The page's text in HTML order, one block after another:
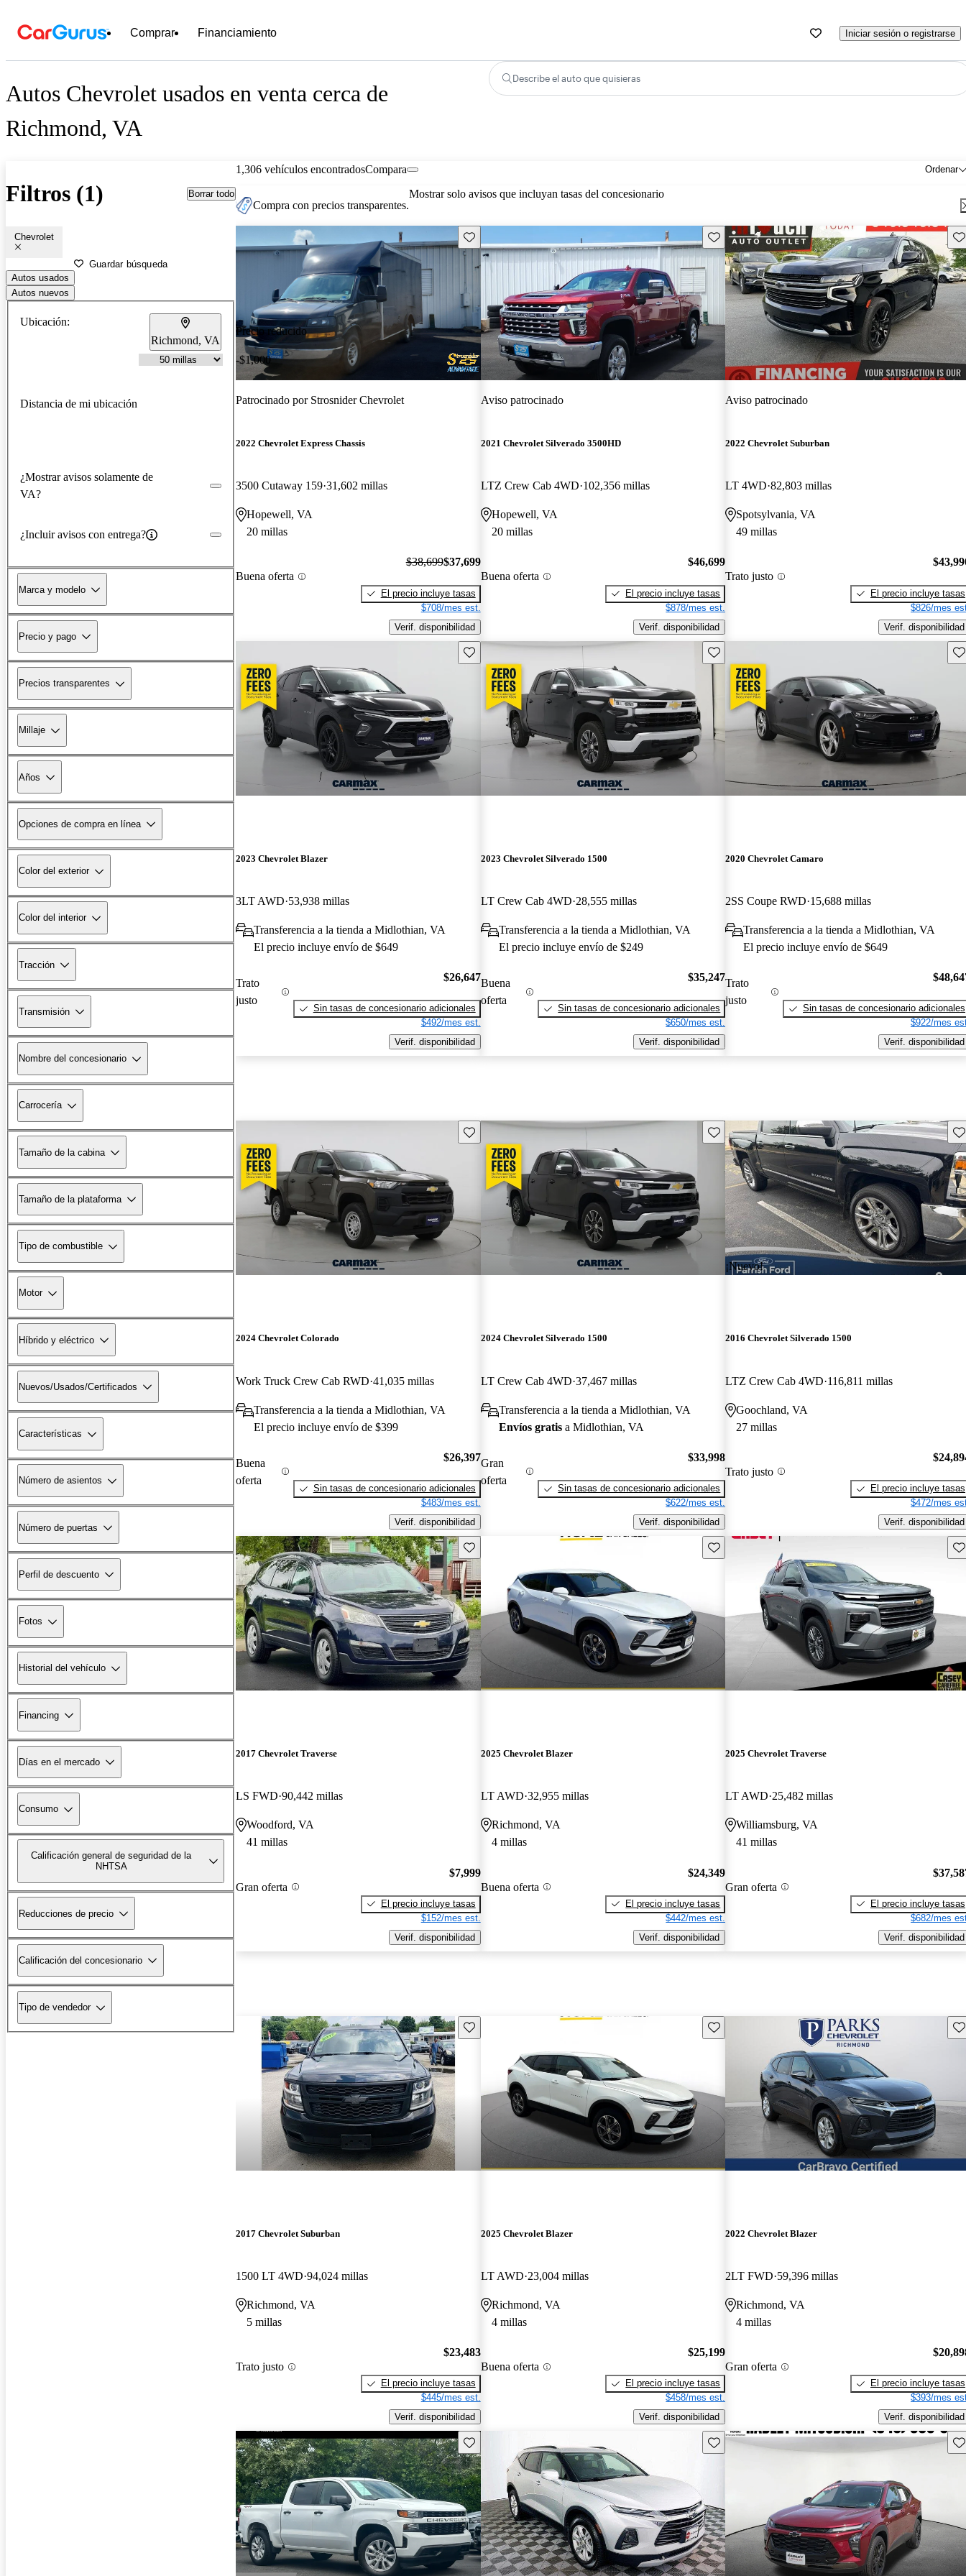
Comprar Financiamiento Iniciar sesión o registrarse
Autos Chevrolet usados en venta cerca de
Richmond, VA
Describe el auto que quisieras
Filtros (1) Borrar todo
Chevrolet
Guardar búsqueda
Autos usados
Autos nuevos
Ubicación:
Richmond, VA
Distancia de mi ubicación
¿Mostrar avisos solamente de
VA?
¿Incluir avisos con entrega?
Marca y modelo
Precio y pago
Precios transparentes
Millaje
Años
Opciones de compra en línea
Color del exterior
Color del interior
Tracción
Transmisión
Nombre del concesionario
Carrocería
Tamaño de la cabina
Tamaño de la plataforma
Tipo de combustible
Motor
Híbrido y eléctrico
Nuevos/Usados/Certificados
Características
Número de asientos
Número de puertas
Perfil de descuento
Fotos
Historial del vehículo
Financing
Días en el mercado
Consumo
Calificación general de seguridad de la
NHTSA
Reducciones de precio
Calificación del concesionario
Tipo de vendedor
1,306 vehículos encontrados Ordenar
Compara
Compra con precios transparentes.
Mostrar solo avisos que incluyan tasas del concesionario
Precio reducido
-$1,000
Guarda este Aviso
Patrocinado por Strosnider Chevrolet
2022 Chevrolet Express Chassis
3500 Cutaway 159 31,602 millas
Hopewell, VA
20 millas
Buena oferta
$38,699$37,699
El precio incluye tasas
$708/mes est.
Verif. disponibilidad
Guarda este Aviso
Aviso patrocinado
2021 Chevrolet Silverado 3500HD
LTZ Crew Cab 4WD 102,356 millas
Hopewell, VA
20 millas
Buena oferta
$46,699
El precio incluye tasas
$878/mes est.
Verif. disponibilidad
Aviso patrocinado
2022 Chevrolet Suburban
LT 4WD 82,803 millas
Spotsylvania, VA
49 millas
Trato justo
El precio incluye tasas
$826/mes
Verif. disponibilidad
Guarda este Aviso
2023 Chevrolet Blazer
3LT AWD 53,938 millas
Transferencia a la tienda a Midlothian, VA
El precio incluye envío de $649
Trato
justo
$26,647
Sin tasas de concesionario adicionales
$492/mes est.
Verif. disponibilidad
Guarda este Aviso
2023 Chevrolet Silverado 1500
LT Crew Cab 4WD 28,555 millas
Transferencia a la tienda a Midlothian, VA
El precio incluye envío de $249
Buena
oferta
$35,247
Sin tasas de concesionario adicionales
$650/mes est.
Verif. disponibilidad
2020 Chevrolet Camaro
2SS Coupe RWD 15,688 millas
Transferencia a la tienda a Midlothian, VA
El precio incluye envío de $649
Trato
justo
Sin tasas de concesionario adicionales
$922/mes
Verif. disponibilidad
Guarda este Aviso
2024 Chevrolet Colorado
Work Truck Crew Cab RWD 41,035 millas
Transferencia a la tienda a Midlothian, VA
El precio incluye envío de $399
Buena
oferta
$26,397
Sin tasas de concesionario adicionales
$483/mes est.
Verif. disponibilidad
Guarda este Aviso
2024 Chevrolet Silverado 1500
LT Crew Cab 4WD 37,467 millas
Transferencia a la tienda a Midlothian, VA
Envíos gratisa Midlothian, VA
Gran
oferta
$33,998
Sin tasas de concesionario adicionales
$622/mes est.
Verif. disponibilidad
¡Nuevo!
2016 Chevrolet Silverado 1500
LTZ Crew Cab 4WD 116,811 millas
Goochland, VA
27 millas
Trato justo
El precio incluye tasas
$472/mes
Verif. disponibilidad
Guarda este Aviso
2017 Chevrolet Traverse
LS FWD 90,442 millas
Woodford, VA
41 millas
Gran oferta
$7,999
El precio incluye tasas
$152/mes est.
Verif. disponibilidad
Guarda este Aviso
2025 Chevrolet Blazer
LT AWD 32,955 millas
Richmond, VA
4 millas
Buena oferta
$24,349
El precio incluye tasas
$442/mes est.
Verif. disponibilidad
2025 Chevrolet Traverse
LT AWD 25,482 millas
Williamsburg, VA
41 millas
Gran oferta
El precio incluye tasas
$682/mes
Verif. disponibilidad
Guarda este Aviso
2017 Chevrolet Suburban
1500 LT 4WD 94,024 millas
Richmond, VA
5 millas
Trato justo
$23,483
El precio incluye tasas
$445/mes est.
Verif. disponibilidad
Guarda este Aviso
2025 Chevrolet Blazer
LT AWD 23,004 millas
Richmond, VA
4 millas
Buena oferta
$25,199
El precio incluye tasas
$458/mes est.
Verif. disponibilidad
2022 Chevrolet Blazer
2LT FWD 59,396 millas
Richmond, VA
4 millas
Gran oferta
El precio incluye tasas
$393/mes
Verif. disponibilidad
Guarda este Aviso Guarda este Aviso